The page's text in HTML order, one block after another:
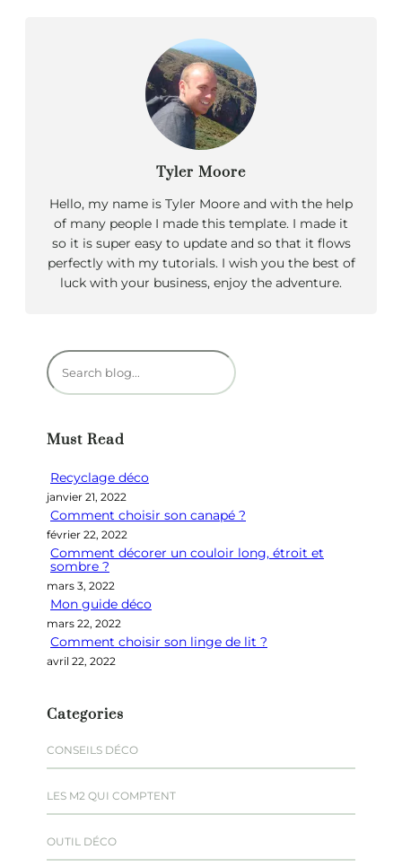
Tyler Moore
Hello, my name is Tyler Moore and with the help
of many people I made this template. I made it
so it is super easy to update and so that it flows
perfectly with my tutorials. I wish you the best of
luck with your business, enjoy the adventure.
R
e
e
c
h
e
Must Read
Recyclage déco
janvier 21, 2022
Comment choisir son canapé ?
février 22, 2022
Comment décorer un couloir long, étroit et
sombre ?
mars 3, 2022
Mon guide déco
mars 22, 2022
Comment choisir son linge de lit ?
avril 22, 2022
Categories
CONSEILS DÉCO
LES M2 QUI COMPTENT
OUTIL DÉCO